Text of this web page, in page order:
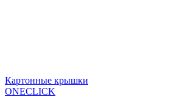
Картонные крышки
ONECLICK